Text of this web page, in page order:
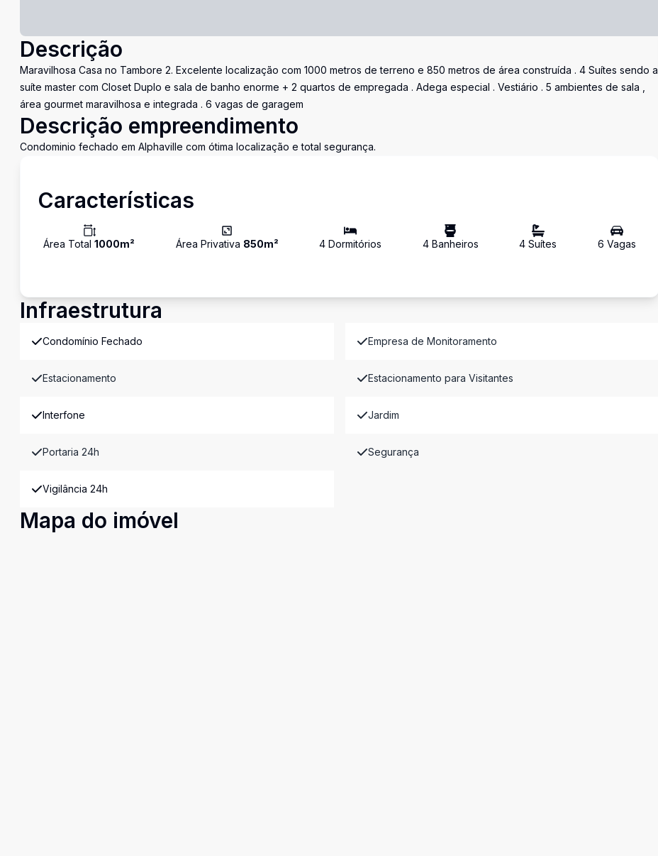
Descrição
Maravilhosa Casa no Tambore 2. Excelente localização com 1000 metros de terreno e 850 metros de área construída . 4 Suítes sendo a
suíte master com Closet Duplo e sala de banho enorme + 2 quartos de empregada . Adega especial . Vestiário . 5 ambientes de sala ,
área gourmet maravilhosa e integrada . 6 vagas de garagem
Descrição empreendimento
Condominio fechado em Alphaville com ótima localização e total segurança.
Características
Área Total 1000m² Área Privativa 850m² 4 Dormitórios 4Banheiros 4 Suítes 6 Vagas
Infraestrutura
Condomínio Fechado Empresa de Monitoramento
Estacionamento Estacionamento para Visitantes
Interfone Jardim
Portaria 24h Segurança
Vigilância 24h
Mapa do imóvel